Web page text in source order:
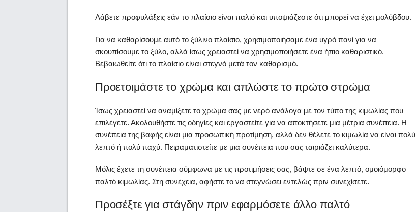
Λάβετε προφυλάξεις εάν το πλαίσιο είναι παλιό και υποψιάζεστε ότι μπορεί να έχει μολύβδου.
Για να καθαρίσουμε αυτό το ξύλινο πλαίσιο, χρησιμοποιήσαμε ένα υγρό πανί για να
σκουπίσουμε το ξύλο, αλλά ίσως χρειαστεί να χρησιμοποιήσετε ένα ήπιο καθαριστικό.
Βεβαιωθείτε ότι το πλαίσιο είναι στεγνό μετά τον καθαρισμό.
Προετοιμάστε το χρώμα και απλώστε το πρώτο στρώμα
Ίσως χρειαστεί να αναμίξετε το χρώμα σας με νερό ανάλογα με τον τύπο της κιμωλίας που
επιλέγετε. Ακολουθήστε τις οδηγίες και εργαστείτε για να αποκτήσετε μια μέτρια συνέπεια. Η
συνέπεια της βαφής είναι μια προσωπική προτίμηση, αλλά δεν θέλετε το κιμωλία να είναι πολύ
λεπτό ή πολύ παχύ. Πειραματιστείτε με μια συνέπεια που σας ταιριάζει καλύτερα.
Μόλις έχετε τη συνέπεια σύμφωνα με τις προτιμήσεις σας, βάψτε σε ένα λεπτό, ομοιόμορφο
παλτό κιμωλίας. Στη συνέχεια, αφήστε το να στεγνώσει εντελώς πριν συνεχίσετε.
Προσέξτε για στάγδην πριν εφαρμόσετε άλλο παλτό